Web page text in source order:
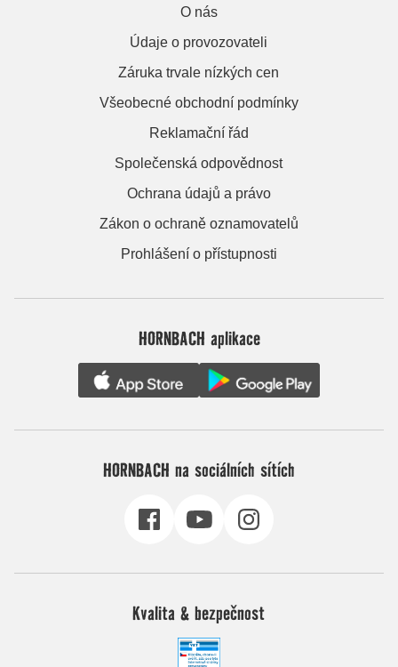
O nás
Údaje o provozovateli
Záruka trvale nízkých cen
Všeobecné obchodní podmínky
Reklamační řád
Společenská odpovědnost
Ochrana údajů a právo
Zákon o ochraně oznamovatelů
Prohlášení o přístupnosti
HORNBACH aplikace
HORNBACH na sociálních sítích
Kvalita & bezpečnost